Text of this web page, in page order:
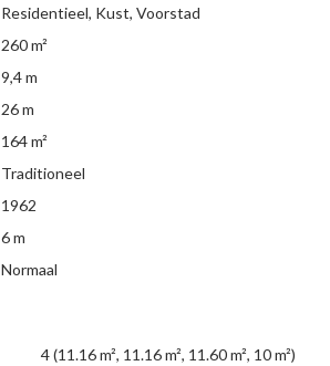
Residentieel, Kust, Voorstad
260 m²
9,4 m
26 m
164 m²
Traditioneel
1962
6 m
Normaal
4(11.16 m², 11.16 m², 11.60 m², 10 m²)